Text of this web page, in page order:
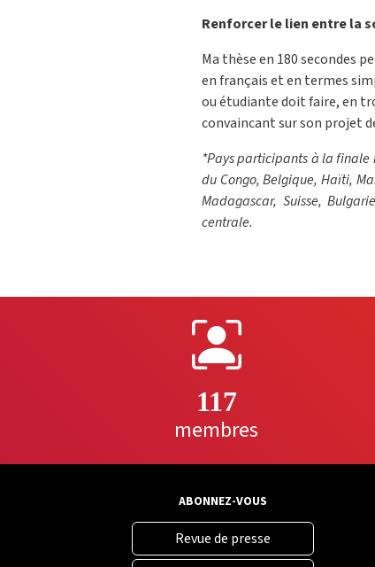
Renforcer le lien entre la
Ma thèse en 180 secondes
en français et en termes
ou étudiante doit faire, en
convaincant sur son projet
*Pays participants à la finale
du Congo, Belgique, Haïti,
Madagascar, Suisse,
centrale.
117
membres
ABONNEZ-VOUS
Revue de presse